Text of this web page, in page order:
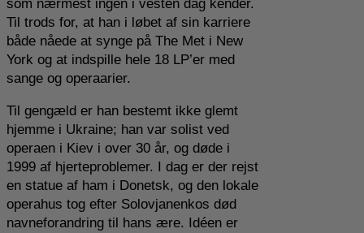
som nærmest ingen i vesten dag kender.
Til trods for, at han i løbet af sin karriere
både nåede at synge på The Met i New
York og at indspille hele 18 LP’er med
sange og operaarier.
Til gengæld er han bestemt ikke glemt
hjemme i Ukraine; han var solist ved
operaen i Kiev i over 30 år, og døde i
1999 af hjerteproblemer. I dag er der rejst
en statue af ham i Donetsk, og den lokale
operahus tog efter Solovjanenkos død
navneforandring til hans ære. Idéen er